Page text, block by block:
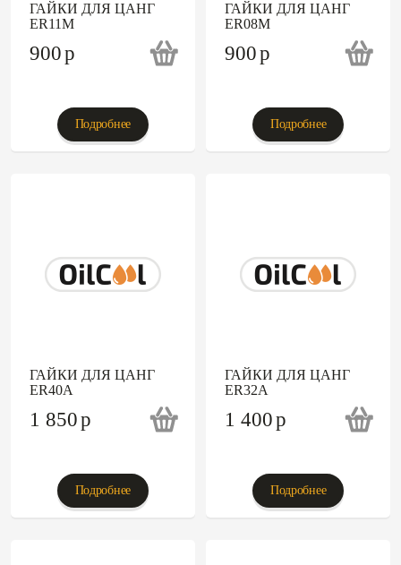
ГАЙКИ ДЛЯ ЦАНГ
ER11M
900p
Подробнее
ГАЙКИ ДЛЯ ЦАНГ
ER08M
900p
Подробнее
ГАЙКИ ДЛЯ ЦАНГ
ER40A
1 850p
Подробнее
ГАЙКИ ДЛЯ ЦАНГ
ER32A
1 400p
Подробнее